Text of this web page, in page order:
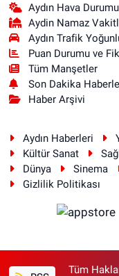
Aydın Hava Durumu
Aydin Namaz
Aydın Trafik
Puan Durumu ve
Tüm Manşetler
Son Dakika
Haber Arşivi
Aydın Haberleri
Kültür Sanat
Dünya
Sinema
Gizlilik Politikası
Tüm